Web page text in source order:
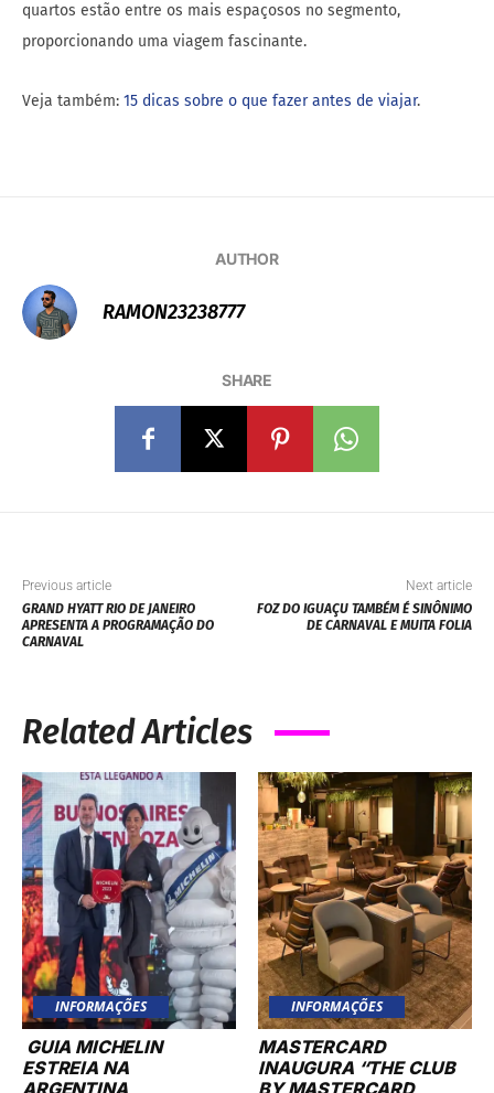
quartos estão entre os mais espaçosos no segmento,
proporcionando uma viagem fascinante.
Veja também: 15 dicas sobre o que fazer antes de viajar.
AUTHOR
RAMON23238777
SHARE
Previous article
GRAND HYATT RIO DE JANEIRO
APRESENTA A PROGRAMAÇÃO DO
CARNAVAL
Next article
FOZ DO IGUAÇU TAMBÉM É SINÔNIMO
DE CARNAVAL E MUITA FOLIA
Related Articles
INFORMAÇÕES
GUIA MICHELIN
ESTREIA NA
ARGENTINA
INFORMAÇÕES
MASTERCARD
INAUGURA “THE CLUB
BY MASTERCARD